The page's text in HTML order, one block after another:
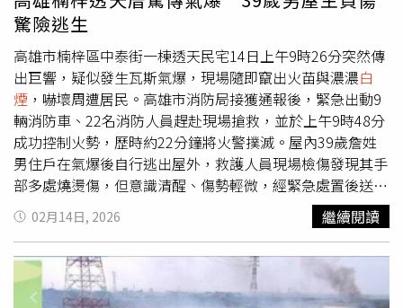
場予以查扣。全案後續將依傷害、恐嚇、毀損、妨害自由及
毒品危害防制條例等案移送偵辦，並協助被害人聲請保護
令。北市士林區社子街10日凌晨發生一起逆子痛打母親，對
其拘禁灌水，還燒手機阻止其對外求救。（圖／翻攝畫面）
◎尊重身體自主權，請撥打113、110。◎若自身或旁人遭
受身體精神虐待、性騷擾、性侵害，請打110報案再打113
找社工
驚險逃生
高雄市楠梓區中泰街一棟透天民宅14日上午9時26分突然傳
出巨響，疑似發生瓦斯氣爆，現場隨即竄出火苗與濃濃白
煙 ，嚇壞周遭居民。高雄市消防局接獲通報後，緊急出動9
輛消防車、22名消防人員趕赴現場搶救，並於上午9時48分
成功控制火勢，歷時約22分鐘將火警撲滅。屋內39歲詹姓
男住戶在氣爆後自行逃出屋外，救護人員現場檢傷發現其手
部多處燒燙傷，但意識清醒、傷勢輕微，經緊急處置後送醫
治療，幸未造成重大傷亡。消防人員到場後2分鐘內即控制
火勢，氣爆具體原因仍待消防局火災調查科進一步釐清。
02月14日, 2026 繼續閱讀